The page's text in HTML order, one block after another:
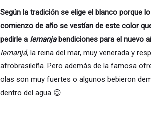
Según la tradición se elige el blanco porque
comienzo de año se vestían de este color
pedirle a Iemanjabendiciones para el nuevo
Iemanjá,la reina del mar, muy venerada y
afrobrasileña. Pero además de la famosa
olas son muy fuertes o algunos bebieron
dentro del agua 😉